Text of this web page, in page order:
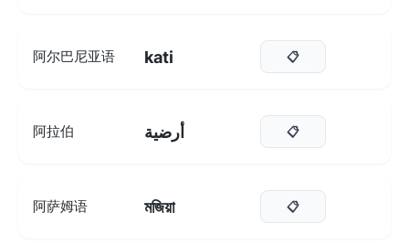
阿尔巴尼亚语 kati 📋
阿拉伯 أرضية 📋
阿萨姆语 মজিয়া 📋